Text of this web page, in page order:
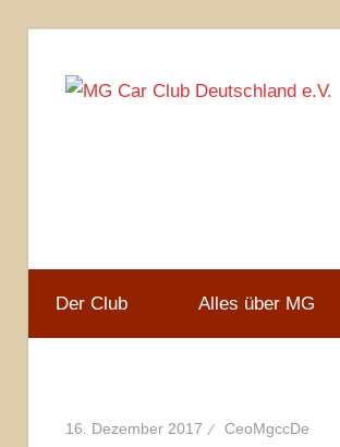
Inhalt
Der Club Alles über MG
16. Dezember 2017 CeoMgccDe